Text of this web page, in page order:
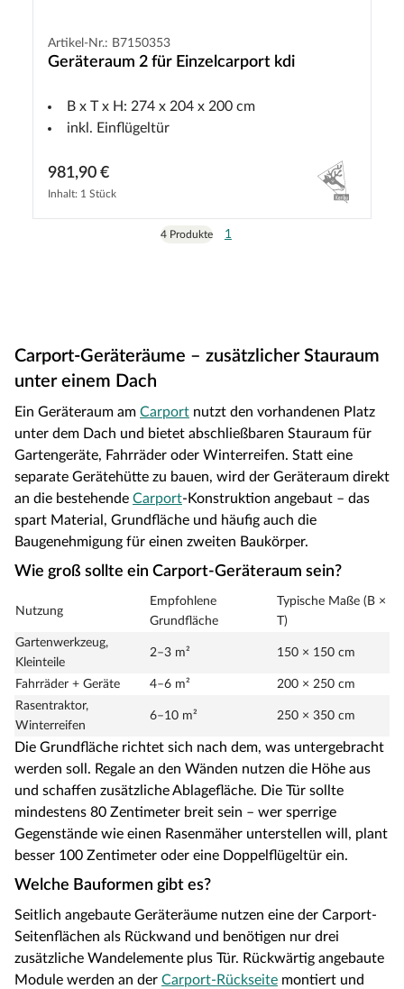
Artikel-Nr.: B7150353
Geräteraum 2 für Einzelcarport kdi
B x T x H: 274 x 204 x 200 cm
inkl. Einflügeltür
981,90 €
Inhalt: 1 Stück
4 Produkte 1
Carport-Geräteräume – zusätzlicher Stauraum
unter einem Dach
Ein Geräteraum am Carport nutzt den vorhandenen Platz
unter dem Dach und bietet abschließbaren Stauraum für
Gartengeräte, Fahrräder oder Winterreifen. Statt eine
separate Gerätehütte zu bauen, wird der Geräteraum direkt
an die bestehende Carport-Konstruktion angebaut – das
spart Material, Grundfläche und häufig auch die
Baugenehmigung für einen zweiten Baukörper.
Wie groß sollte ein Carport-Geräteraum sein?
Nutzung
Empfohlene
Grundfläche
Typische Maße (B ×
T)
Gartenw⁠erkzeug,
Kleinteile
2–3 m² 150 × 150 cm
Fahrräder + Geräte 4–6 m²
200 × 250 cm
Rasentraktor,
Winterreifen
6–10 m² 250 × 350 cm
Die Grundfläche richtet sich nach dem, was untergebracht
werden soll. Regale an den Wänden nutzen die Höhe aus
und schaffen zusätzliche Ablagefläche. Die Tür sollte
mindestens 80 Zentimeter breit sein – wer sperrige
Gegenstände wie einen Rasenmäher unterstellen will, plant
besser 100 Zentimeter oder eine Doppelflügeltür ein.
Welche Bauformen gibt es?
Seitlich angebaute Geräteräume nutzen eine der Carport-
Seitenflächen als Rückwand und benötigen nur drei
zusätzliche Wandelemente plus Tür. Rückwärtig angebaute
Module werden an der Carport-Rückseite montiert und